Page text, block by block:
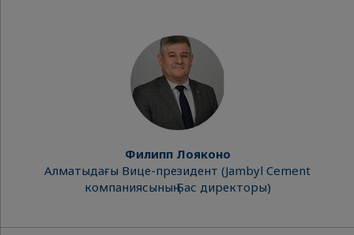
Филипп Лояконо
Алматыдағы Вице-президент (Jambyl Cement
компаниясының Бас директоры)